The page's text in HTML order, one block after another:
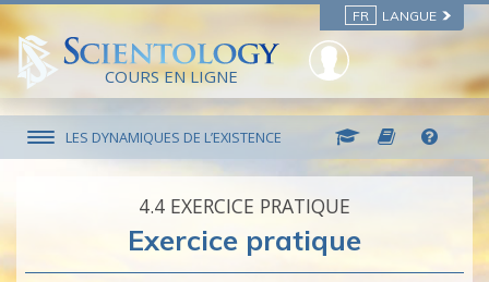
FR LANGUE
COURS EN LIGNE
LES DYNAMIQUES DE L’EXISTENCE
4.‎4 EXERCICE PRATIQUE
Exercice pratique